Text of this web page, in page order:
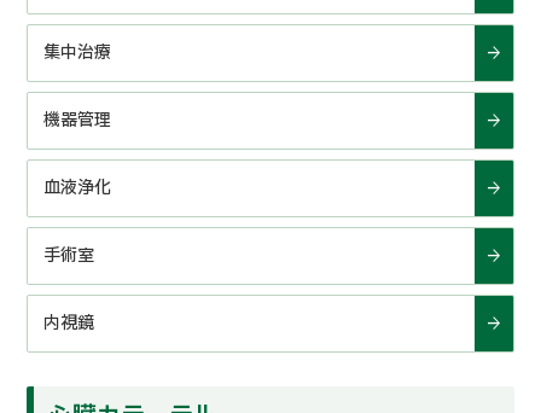
集中治療
機器管理
血液浄化
手術室
内視鏡